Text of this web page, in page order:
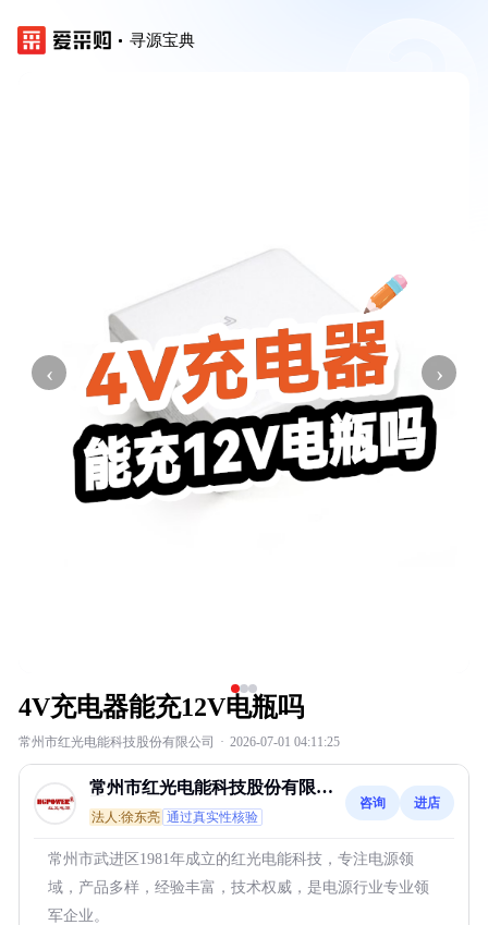
寻源宝典
‹ ›
4V充电器能充12V电瓶吗
常州市红光电能科技股份有限公司 · 2026-07-01 04:11:25
常州市红光电能科技股份有限公
司
法人:徐东亮 通过真实性核验
咨询 进店
常州市武进区1981年成立的红光电能科技，专注电源领
域，产品多样，经验丰富，技术权威，是电源行业专业领
军企业。